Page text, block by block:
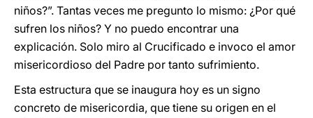
niños?”. Tantas veces me pregunto lo mismo: ¿Por qué
sufren los niños? Y no puedo encontrar una
explicación. Solo miro al Crucificado e invoco el amor
misericordioso del Padre por tanto sufrimiento.
Esta estructura que se inaugura hoy es un signo
concreto de misericordia, que tiene su origen en el